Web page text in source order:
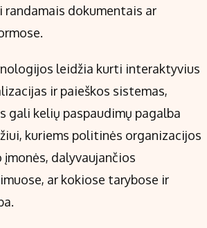
randamais dokumentais ar
leidžia kurti interaktyvius
ir paieškos sistemas,
gali kelių paspaudimų pagalba
kuriems politinės organizacijos
įmonės, dalyvaujančios
ar kokiose tarybose ir